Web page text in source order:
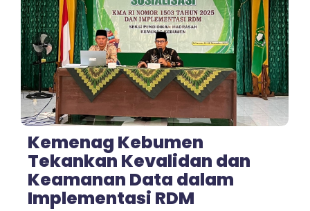
No Comments
Kemenag Kebumen
Tekankan Kevalidan dan
Keamanan Data dalam
Implementasi RDM